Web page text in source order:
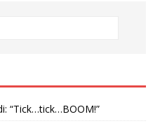
“Tick…tick…BOOM!”